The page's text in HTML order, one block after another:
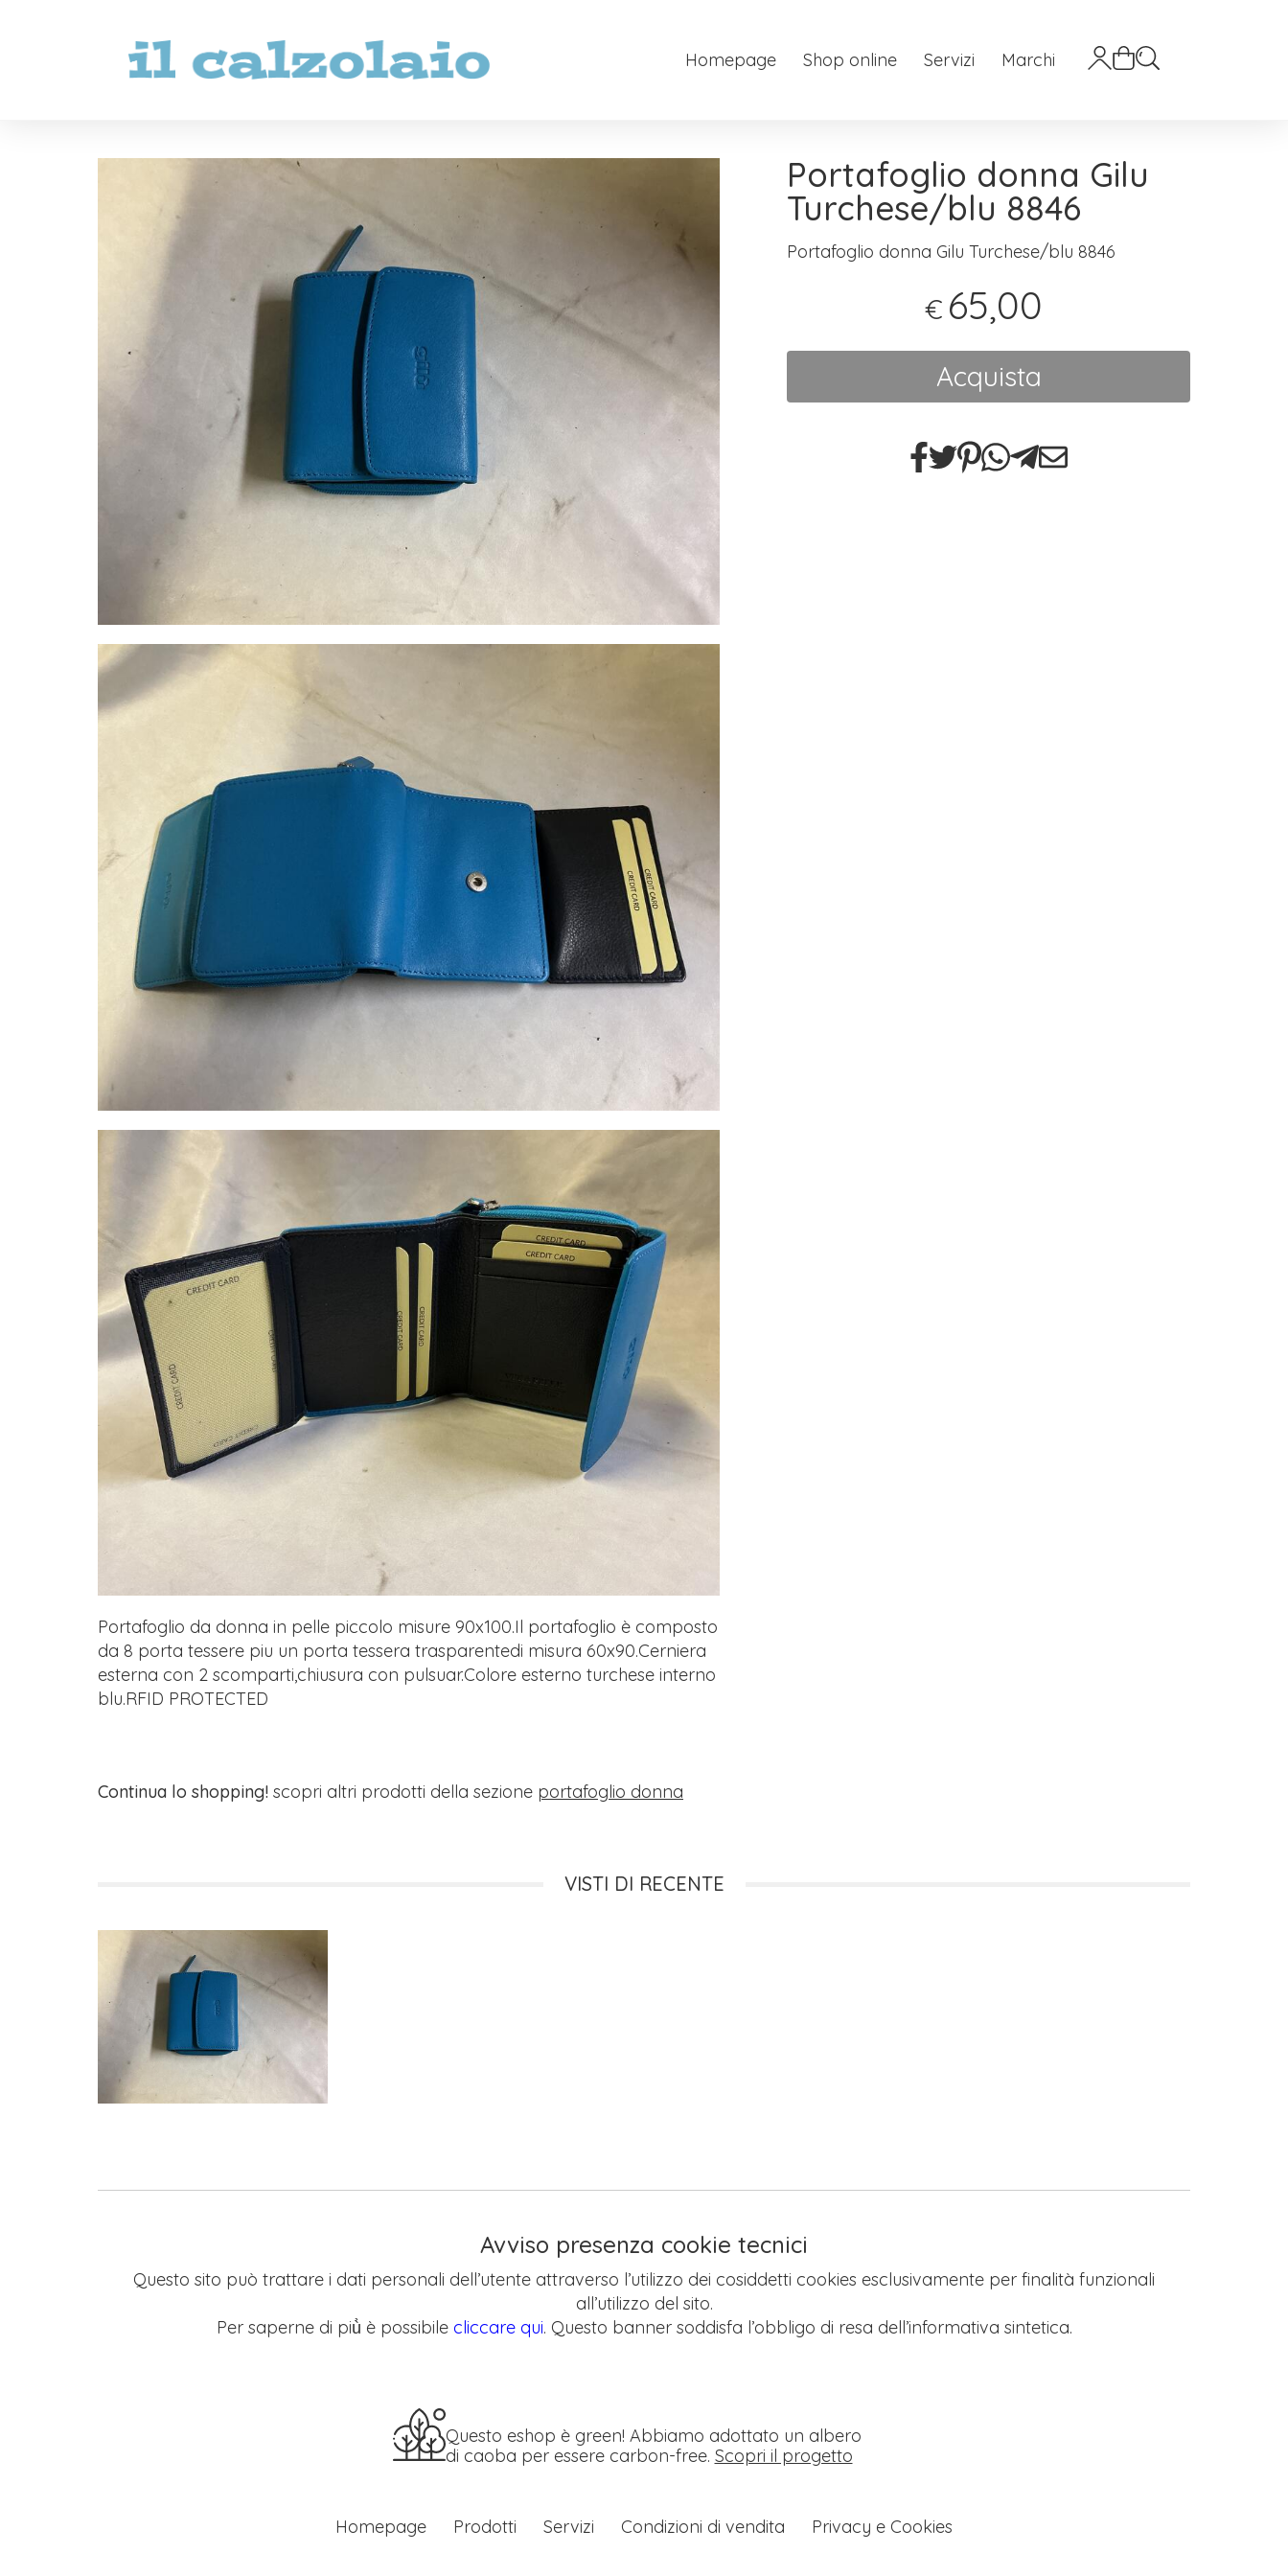
Homepage Shop online Servizi Marchi
Portafoglio da donna in pelle piccolo misure 90x100.Il portafoglio è composto
da 8 porta tessere piu un porta tessera trasparentedi misura 60x90.Cerniera
esterna con 2 scomparti,chiusura con pulsuar.Colore esterno turchese interno
blu.RFID PROTECTED
Portafoglio donna Gilu
Turchese/blu 8846
Portafoglio donna Gilu Turchese/blu 8846
€ 65,00
Acquista
Continua lo shopping! scopri altri prodotti della sezione portafoglio donna
VISTI DI RECENTE
Avviso presenza cookie tecnici
Questo sito può trattare i dati personali dell’utente attraverso l’utilizzo dei cosiddetti cookies esclusivamente per finalità funzionali
all’utilizzo del sito.
Per saperne di più̀ è possibile cliccare qui. Questo banner soddisfa l’obbligo di resa dell’informativa sintetica.
Questo eshop è green! Abbiamo adottato un albero
di caoba per essere carbon-free. Scopri il progetto
Homepage Prodotti Servizi Condizioni di vendita Privacy e Cookies